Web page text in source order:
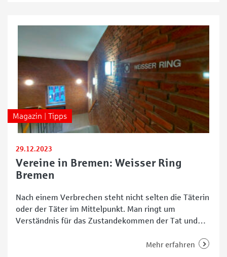
Magazin | Tipps
29.12.2023
Vereine in Bremen: Weisser Ring
Bremen
Nach einem Verbrechen steht nicht selten die Täterin
oder der Täter im Mittelpunkt. Man ringt um
Verständnis für das Zustandekommen der Tat und
der Strafe den Weg zurück in die Gesellschaft findet.
Mehr erfahren